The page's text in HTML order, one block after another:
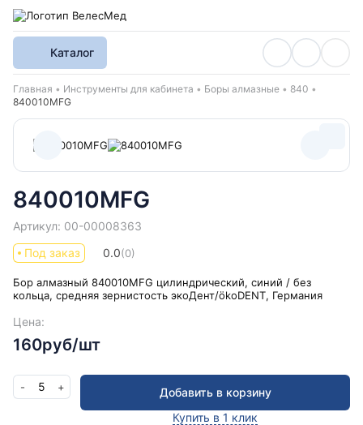
Каталог
Хлебные крошки
Главная Инструменты для кабинета Боры алмазные
840
840010MFG
840010MFG
Артикул: 00-00008363
Под заказ
0.0(0)
Бор алмазный 840010MFG цилиндрический, синий / без
кольца, средняя зернистость экоДент/ökoDENT, Германия
Цена:
160руб/шт
- 5 +
Добавить в корзину
Купить в 1 клик